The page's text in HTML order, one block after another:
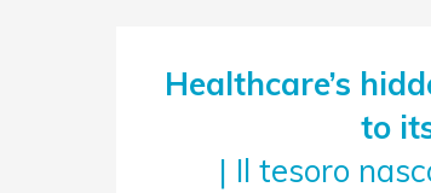
Healthcare’s
to
| Il tesoro